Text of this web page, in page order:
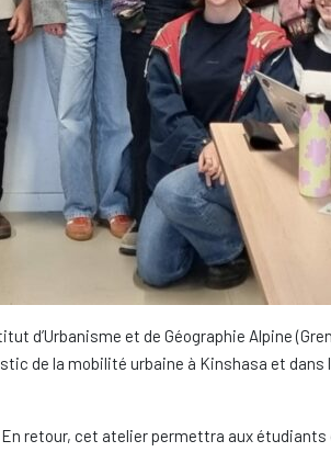
d’Urbanisme et de Géographie Alpine
de la mobilité urbaine à Kinshasa et dans
retour, cet atelier permettra aux